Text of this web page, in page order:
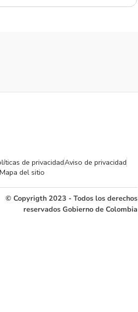
de privacidadAviso de privacidad
Mapa del sitio
© Copyrigth 2023 - Todos los derechos
reservados Gobierno de Colombia